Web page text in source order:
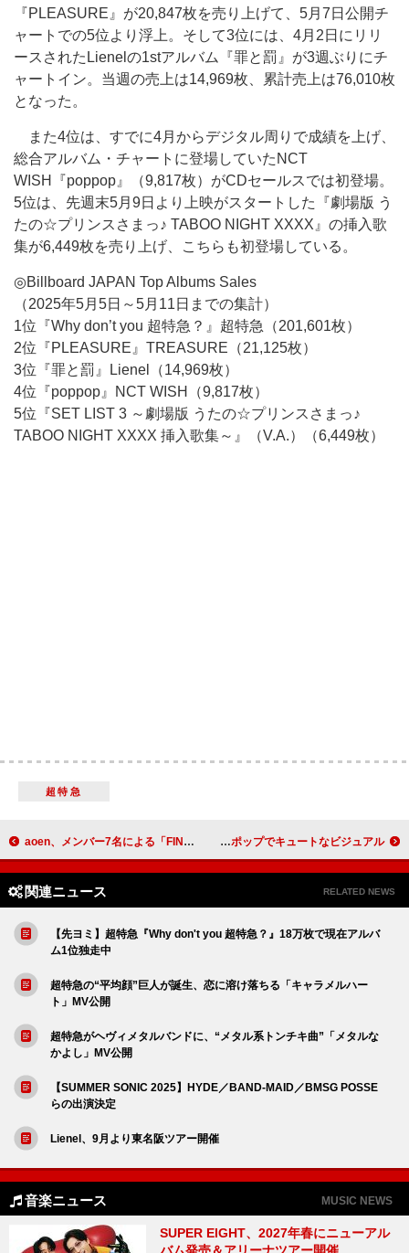
『PLEASURE』が20,847枚を売り上げて、5月7日公開チ
ャートでの5位より浮上。そして3位には、4月2日にリリ
ースされたLienelの1stアルバム『罪と罰』が3週ぶりにチ
ャートイン。当週の売上は14,969枚、累計売上は76,010枚
となった。
また4位は、すでに4月からデジタル周りで成績を上げ、
総合アルバム・チャートに登場していたNCT
WISH『poppop』（9,817枚）がCDセールスでは初登場。
5位は、先週末5月9日より上映がスタートした『劇場版 う
たの☆プリンスさまっ♪ TABOO NIGHT XXXX』の挿入歌
集が6,449枚を売り上げ、こちらも初登場している。
◎Billboard JAPAN Top Albums Sales
（2025年5月5日～5月11日までの集計）
1位『Why don’t you 超特急？』超特急（201,601枚）
2位『PLEASURE』TREASURE（21,125枚）
3位『罪と罰』Lienel（14,969枚）
4位『poppop』NCT WISH（9,817枚）
5位『SET LIST 3 ～劇場版 うたの☆プリンスさまっ♪
TABOO NIGHT XXXX 挿入歌集～』（V.A.）（6,449枚）
超特急
aoen、メンバー7名による「FINISH LINE ～終わりと始まりの～」“aoen ver.”配信リリース IS:SUE×Reebokのコラボ第2弾、ポップでキュートなビジュアル
関連ニュース RELATED NEWS
【先ヨミ】超特急『Why don't you 超特急？』18万枚で現在アルバ
ム1位独走中
超特急の“平均顔”巨人が誕生、恋に溶け落ちる「キャラメルハー
ト」MV公開
超特急がヘヴィメタルバンドに、“メタル系トンチキ曲”「メタルな
かよし」MV公開
【SUMMER SONIC 2025】HYDE／BAND-MAID／BMSG POSSE
らの出演決定
Lienel、9月より東名阪ツアー開催
音楽ニュース MUSIC NEWS
SUPER EIGHT、2027年春にニューアル